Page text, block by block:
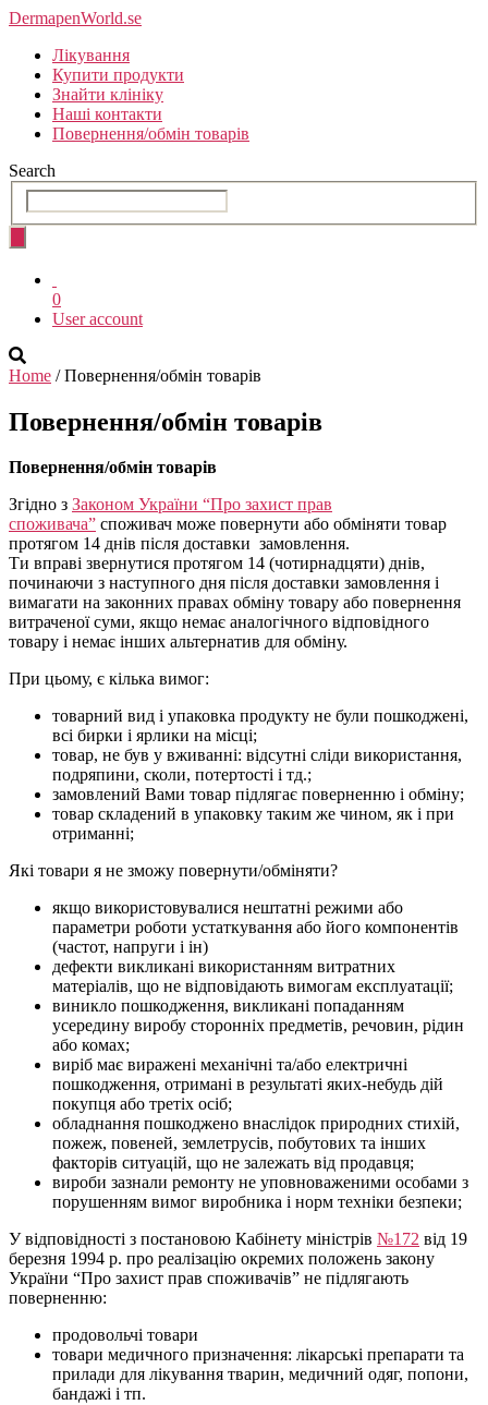
Skip
content
DermapenWorld.se
Лікування
Купити продукти
Знайти клініку
Наші контакти
Повернення/обмін товарів
Search
0
User account
Home / Повернення/обмін товарів
Повернення/обмін товарів
Повернення/обмін товарів
Згідно з Законом України “Про захист прав
споживача” споживач може повернути або обміняти товар
протягом 14 днів після доставки замовлення.
Ти вправі звернутися протягом 14 (чотирнадцяти) днів,
починаючи з наступного дня після доставки замовлення і
вимагати на законних правах обміну товару або повернення
витраченої суми, якщо немає аналогічного відповідного
товару і немає інших альтернатив для обміну.
При цьому, є кілька вимог:
товарний вид і упаковка продукту не були пошкоджені,
всі бирки і ярлики на місці;
товар, не був у вживанні: відсутні сліди використання,
подряпини, сколи, потертості і тд.;
замовлений Вами товар підлягає поверненню і обміну;
товар складений в упаковку таким же чином, як і при
отриманні;
Які товари я не зможу повернути/обміняти?
якщо використовувалися нештатні режими або
параметри роботи устаткування або його компонентів
(частот, напруги і ін)
дефекти викликані використанням витратних
матеріалів, що не відповідають вимогам експлуатації;
виникло пошкодження, викликані попаданням
усередину виробу сторонніх предметів, речовин, рідин
або комах;
виріб має виражені механічні та/або електричні
пошкодження, отримані в результаті яких-небудь дій
покупця або третіх осіб;
обладнання пошкоджено внаслідок природних стихій,
пожеж, повеней, землетрусів, побутових та інших
факторів ситуацій, що не залежать від продавця;
вироби зазнали ремонту не уповноваженими особами з
порушенням вимог виробника і норм техніки безпеки;
У відповідності з постановою Кабінету міністрів №172 від 19
березня 1994 р. про реалізацію окремих положень закону
України “Про захист прав споживачів” не підлягають
поверненню:
продовольчі товари
товари медичного призначення: лікарські препарати та
прилади для лікування тварин, медичний одяг, попони,
бандажі і тп.